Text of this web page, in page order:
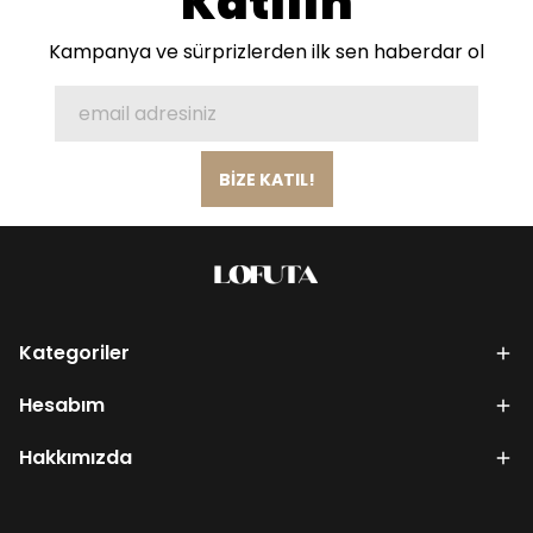
Kampanya ve sürprizlerden ilk sen haberdar ol
BİZE KATIL!
Kategoriler
Hesabım
Hakkımızda